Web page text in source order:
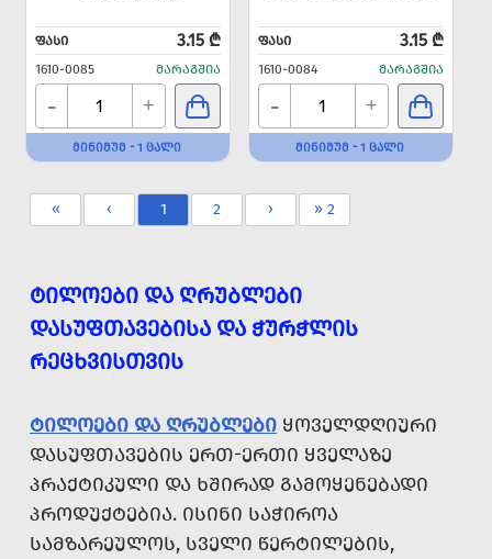
ᲤᲐᲡᲘ 3.15 ₾
1610-0085 ᲛᲐᲠᲐᲒᲨᲘᲐ
- +
ᲛᲘᲜᲘᲛᲣᲛ - 1 ᲪᲐᲚᲘ
ᲤᲐᲡᲘ 3.15 ₾
1610-0084 ᲛᲐᲠᲐᲒᲨᲘᲐ
- +
ᲛᲘᲜᲘᲛᲣᲛ - 1 ᲪᲐᲚᲘ
« ‹ 1 2 › » 2
ᲢᲘᲚᲝᲔᲑᲘ ᲓᲐ ᲦᲠᲣᲑᲚᲔᲑᲘ
ᲓᲐᲡᲣᲤᲗᲐᲕᲔᲑᲘᲡᲐ ᲓᲐ ᲭᲣᲠᲭᲚᲘᲡ
ᲠᲔᲪᲮᲕᲘᲡᲗᲕᲘᲡ
ᲢᲘᲚᲝᲔᲑᲘ ᲓᲐ ᲦᲠᲣᲑᲚᲔᲑᲘ ᲧᲝᲕᲔᲚᲓᲦᲘᲣᲠᲘ
ᲓᲐᲡᲣᲤᲗᲐᲕᲔᲑᲘᲡ ᲔᲠᲗ-ᲔᲠᲗᲘ ᲧᲕᲔᲚᲐᲖᲔ
ᲞᲠᲐᲥᲢᲘᲙᲣᲚᲘ ᲓᲐ ᲮᲨᲘᲠᲐᲓ ᲒᲐᲛᲝᲧᲔᲜᲔᲑᲐᲓᲘ
ᲞᲠᲝᲓᲣᲥᲢᲔᲑᲘᲐ. ᲘᲡᲘᲜᲘ ᲡᲐᲭᲘᲠᲝᲐ
ᲡᲐᲛᲖᲐᲠᲔᲣᲚᲝᲡ, ᲡᲕᲔᲚᲘ ᲬᲔᲠᲢᲘᲚᲔᲑᲘᲡ,